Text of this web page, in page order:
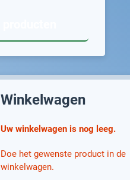
Winkelwagen
Uw winkelwagen is nog leeg.
Doe het gewenste product in de
winkelwagen.